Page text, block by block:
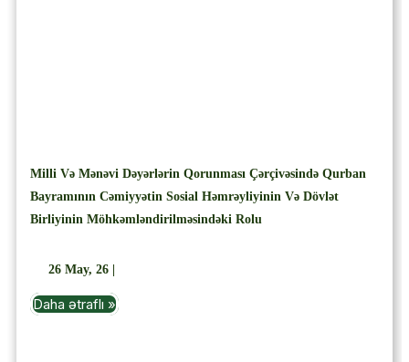
Milli Və Mənəvi Dəyərlərin Qorunması Çərçivəsində Qurban
Bayramının Cəmiyyətin Sosial Həmrəyliyinin Və Dövlət
Birliyinin Möhkəmləndirilməsindəki Rolu
26 May, 26
Daha ətraflı »